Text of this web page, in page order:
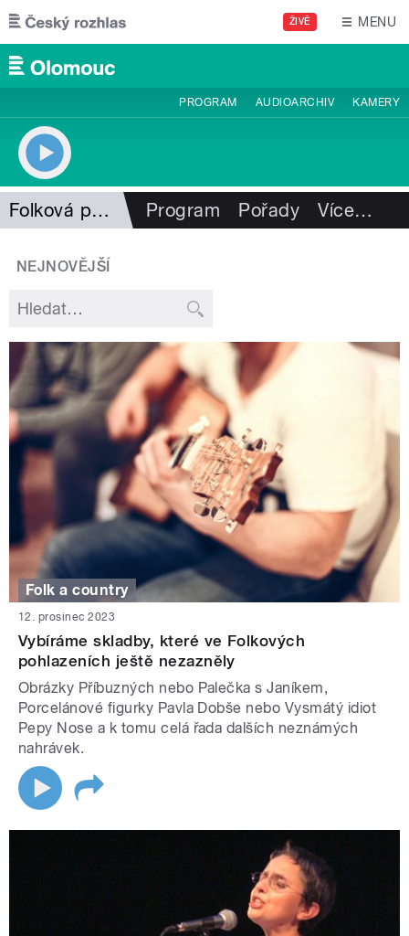
Přejít k hlavnímu obsahu
ŽIVĚ MENU
PROGRAM AUDIOARCHIV KAMERY
Folková pohlazení Program Pořady Více…
NEJNOVĚJŠÍ
Folk a country
12. prosinec 2023
Vybíráme skladby, které ve Folkových
pohlazeních ještě nezazněly
Obrázky Příbuzných nebo Palečka s Janíkem,
Porcelánové figurky Pavla Dobše nebo Vysmátý idiot
Pepy Nose a k tomu celá řada dalších neznámých
nahrávek.